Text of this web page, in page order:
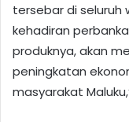
tersebar di seluruh
kehadiran
produknya, akan
peningkatan
masyarakat